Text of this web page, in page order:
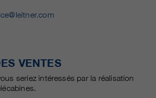
VENTES
seriez intéressés par la réalisation